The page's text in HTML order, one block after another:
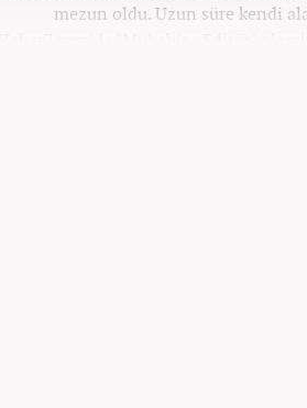
mezun oldu. Uzun süre kendi
Haber7.com'da "Muhabir - Editör"